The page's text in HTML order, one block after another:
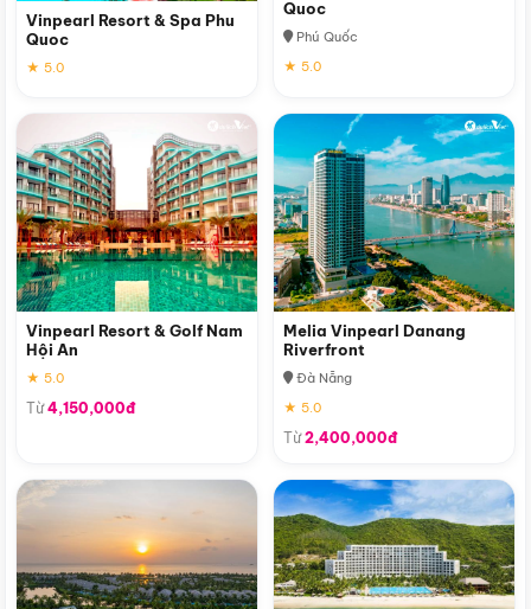
Vinpearl Resort & Spa Phu
Quoc
★ 5.0
Quoc
Phú Quốc
★ 5.0
Vinpearl Resort & Golf Nam
Hội An
★ 5.0
Từ4,150,000đ
Melia Vinpearl Danang
Riverfront
Đà Nẵng
★ 5.0
Từ2,400,000đ